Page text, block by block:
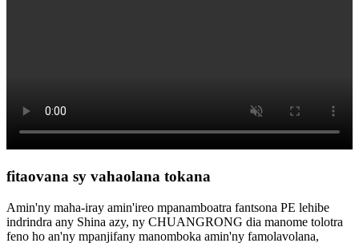
fitaovana sy vahaolana tokana
Amin'ny maha-iray amin'ireo mpanamboatra fantsona PE lehibe
indrindra any Shina azy, ny CHUANGRONG dia manome tolotra
feno ho an'ny mpanjifany manomboka amin'ny famolavolana,